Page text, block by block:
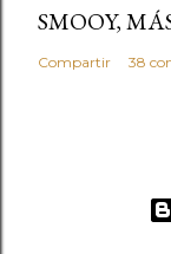
SMOOY,
Compartir 38